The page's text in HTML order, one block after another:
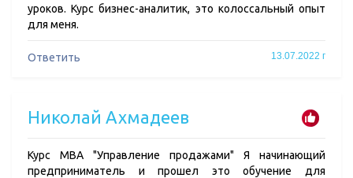
уроков. Курс бизнес-аналитик, это колоссальный опыт
для меня.
Ответить 13.07.2022 г
Николай Ахмадеев
Курс MBA "Управление продажами" Я начинающий
предприниматель и прошел это обучение для